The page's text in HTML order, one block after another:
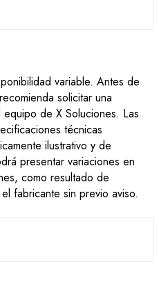
variable. Antes de
solicitar una
de X Soluciones. Las
técnicas
ilustrativo y de
presentar variaciones en
como resultado de
fabricante sin previo aviso.